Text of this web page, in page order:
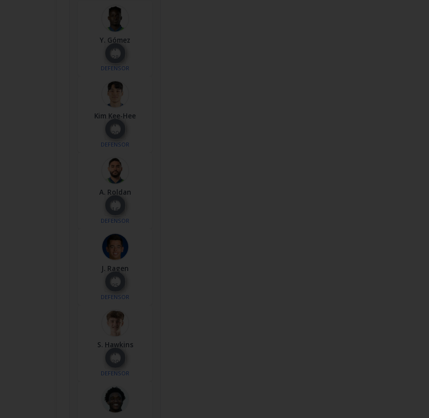
Y. Gómez
Nº
28
DEFENSOR
Kim Kee-Hee
Nº
20
DEFENSOR
A. Roldan
Nº
16
DEFENSOR
J. Ragen
Nº
25
DEFENSOR
S. Hawkins
Nº
39
DEFENSOR